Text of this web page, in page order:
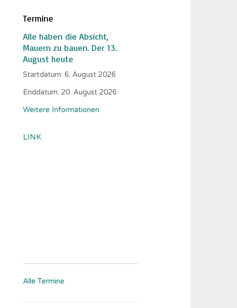
Termine
Alle haben die Absicht,
Mauern zu bauen. Der 13.
August heute
Startdatum:6. August 2026
Enddatum: 20. August 2026
Weitere Informationen
LINK
Alle Termine